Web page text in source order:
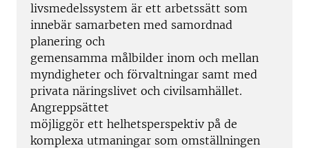
livsmedelssystem är ett arbetssätt som
innebär samarbeten med samordnad
planering och
gemensamma målbilder inom och mellan
myndigheter och förvaltningar samt med
privata näringslivet och civilsamhället.
Angreppsättet
möjliggör ett helhetsperspektiv på de
komplexa utmaningar som omställningen